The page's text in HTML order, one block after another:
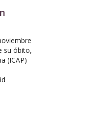
su óbito,
(ICAP)